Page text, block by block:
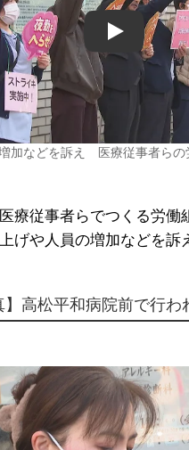
Play
加などを訴え 医療従事者らの
療従事者らでつくる労働
げや人員の増加などを訴
】高松平和病院前で行